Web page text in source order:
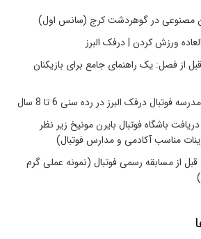
مصنوعی در گوهردشت کرج (سانس اول)
از فصل: یک راهنمای جامع برای بازیکنان
فوتبال درفک البرز در رده سنی 6 تا 8 سال
باشگاه فوتبال بایرن مونیخ زیر نظر
مناسب آکادمی و مدارس فوتبال)
از مسابقه رسمی فوتبال (نمونه عملی گرم